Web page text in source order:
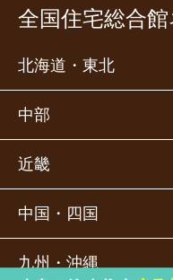
全国住宅総合
北海道・東北
中部
近畿
中国・四国
九州・沖縄